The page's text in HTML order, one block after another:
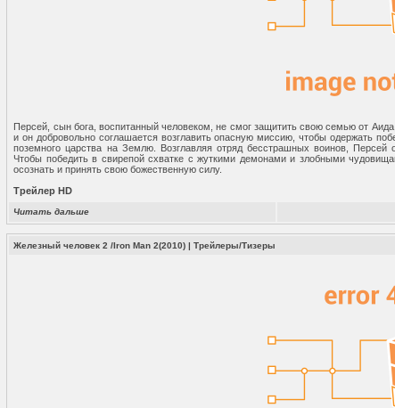
Персей, сын бога, воспитанный человеком, не смог защитить свою семью от
и он добровольно соглашается возглавить опасную миссию, чтобы одержать
поземного царства на Землю. Возглавляя отряд бесстрашных воинов, Персей
Чтобы победить в свирепой схватке с жуткими демонами и злобными
осознать и принять свою божественную силу.
Трейлер HD
Читать дальше
Железный человек 2 /Iron Man 2(2010) |Трейлеры/Тизеры